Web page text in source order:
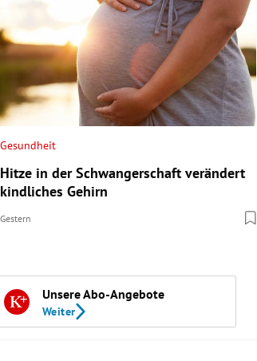
Gesundheit
Hitze in der Schwangerschaft verändert
kindliches Gehirn
Gestern
Unsere Abo-Angebote
Weiter